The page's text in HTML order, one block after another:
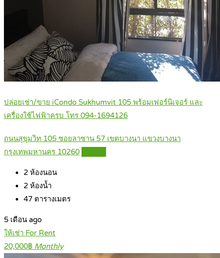
ปล่อยเช่า/ขาย iCondo Sukhumvit 105 พร้อมเฟอร์นิเจอร์ และ
เครื่องใช้ไฟฟ้าครบ โทร 094-1694126
ถนนสุขุมวิท 105 ซอยลาซาน 57 เขตบางนา แขวงบางนา
กรุงเทพมหานคร 10260
2 ห้องนอน
2 ห้องน้ำ
47 ตารางเมตร
5 เดือน ago
ให้เช่า For Rent
20,000฿ Monthly